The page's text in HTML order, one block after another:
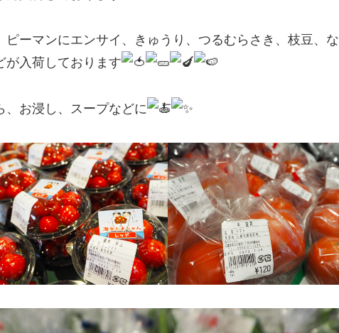
ーマンにエンサイ、きゅうり、つるむらさき、枝豆、な
が入荷しております
、お浸し、スープなどに